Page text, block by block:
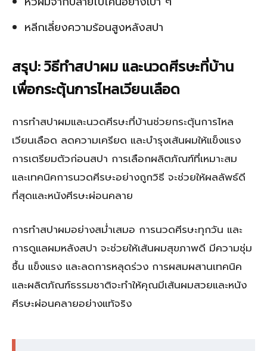
หลีกเลี่ยงความร้อนสูงหลังสปา
สรุป: วิธีทำสปาผม และนวดศีรษะที่บ้าน
เพื่อกระตุ้นการไหลเวียนเลือด
การทำสปาผมและนวดศีรษะที่บ้านช่วยกระตุ้นการไหล
เวียนเลือด ลดความเครียด และบำรุงเส้นผมให้แข็งแรง
การเตรียมตัวก่อนสปา การเลือกผลิตภัณฑ์ที่เหมาะสม
และเทคนิคการนวดศีรษะอย่างถูกวิธี จะช่วยให้ผลลัพธ์ดี
ที่สุดและหนังศีรษะผ่อนคลาย
การทำสปาผมอย่างสม่ำเสมอ การนวดศีรษะทุกวัน และ
การดูแลผมหลังสปา จะช่วยให้เส้นผมสุขภาพดี มีความชุ่ม
ชื้น แข็งแรง และลดการหลุดร่วง การผสมผสานเทคนิค
และผลิตภัณฑ์ธรรมชาติจะทำให้คุณมีเส้นผมสวยและหนัง
ศีรษะผ่อนคลายอย่างแท้จริง